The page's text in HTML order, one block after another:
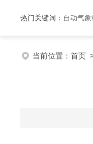
热门关键词： 自动气
当前位置： 首页